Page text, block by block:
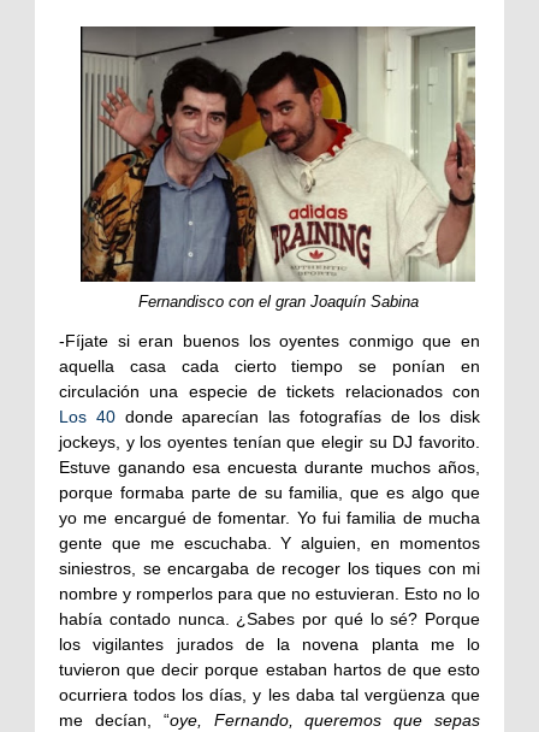
Fernandisco con el gran Joaquín Sabina
-Fíjate si eran buenos los oyentes conmigo que en
aquella casa cada cierto tiempo se ponían en
circulación una especie de tickets relacionados con
Los 40donde aparecían las fotografías de los disk
jockeys, y los oyentes tenían que elegir su DJ favorito.
Estuve ganando esa encuesta durante muchos años,
porque formaba parte de su familia, que es algo que
yo me encargué de fomentar. Yo fui familia de mucha
gente que me escuchaba. Y alguien, en momentos
siniestros, se encargaba de recoger los tiques con mi
nombre y romperlos para que no estuvieran. Esto no lo
había contado nunca. ¿Sabes por qué lo sé? Porque
los vigilantes jurados de la novena planta me lo
tuvieron que decir porque estaban hartos de que esto
ocurriera todos los días, y les daba tal vergüenza que
me decían, “oye, Fernando, queremos que sepas